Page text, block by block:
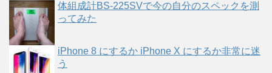
体組成計BS-225SVで今の自分のスペックを測
ってみた
iPhone 8 にするか iPhone X にするか非常に迷
う